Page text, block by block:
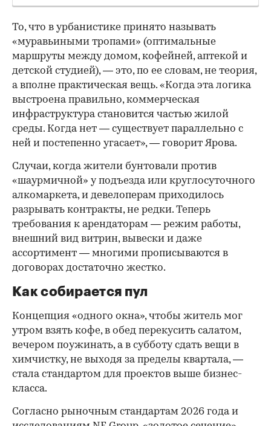
То, что в урбанистике принято называть
«муравьиными тропами» (оптимальные
маршруты между домом, кофейней, аптекой и
детской студией), — это, по ее словам, не теория,
а вполне практическая вещь. «Когда эта логика
выстроена правильно, коммерческая
инфраструктура становится частью жилой
среды. Когда нет — существует параллельно с
ней и постепенно угасает», — говорит Ярова.
Случаи, когда жители бунтовали против
«шаурмичной» у подъезда или круглосуточного
алкомаркета, и девелоперам приходилось
разрывать контракты, не редки. Теперь
требования к арендаторам — режим работы,
внешний вид витрин, вывески и даже
ассортимент — многими прописываются в
договорах достаточно жестко.
Как собирается пул
Концепция «одного окна», чтобы житель мог
утром взять кофе, в обед перекусить салатом,
вечером поужинать, а в субботу сдать вещи в
химчистку, не выходя за пределы квартала, —
стала стандартом для проектов выше бизнес-
класса.
Согласно рыночным стандартам 2026 года и